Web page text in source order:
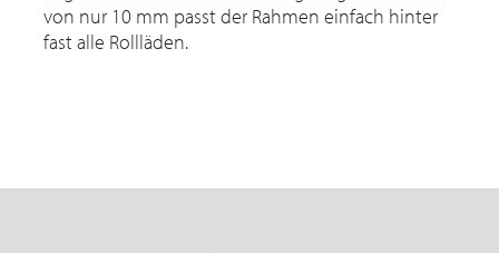
von nur 10 mm passt der Rahmen einfach hinter
fast alle Rollläden.